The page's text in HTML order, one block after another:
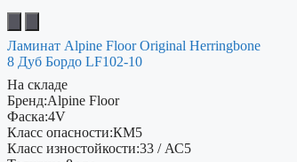
Ламинат Alpine Floor Original Herringbone
8 Дуб Бордо LF102-10
На складе
Бренд:Alpine Floor
Фаска:4V
Класс опасности:КМ5
Класс изностойкости:33 / АС5